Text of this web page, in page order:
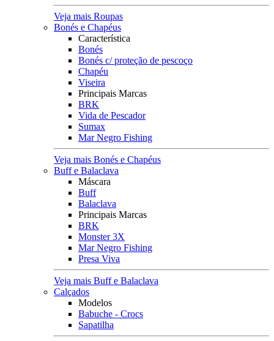
Veja mais Roupas
Bonés e Chapéus
Característica
Bonés
Bonés c/ proteção de pescoço
Chapéu
Viseira
Principais Marcas
BRK
Vida de Pescador
Sumax
Mar Negro Fishing
Veja mais Bonés e Chapéus
Buff e Balaclava
Máscara
Buff
Balaclava
Principais Marcas
BRK
Monster 3X
Mar Negro Fishing
Presa Viva
Veja mais Buff e Balaclava
Calçados
Modelos
Babuche - Crocs
Sapatilha